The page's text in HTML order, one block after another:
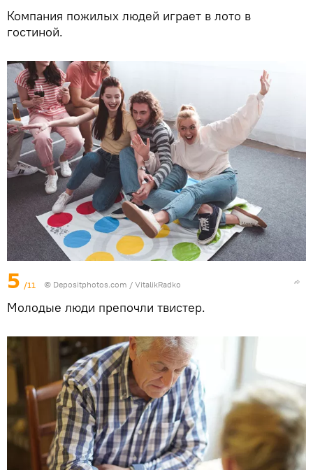
Компания пожилых людей играет в лото в
гостиной.
5 /11 © Depositphotos.com / VitalikRadko
Молодые люди препочли твистер.